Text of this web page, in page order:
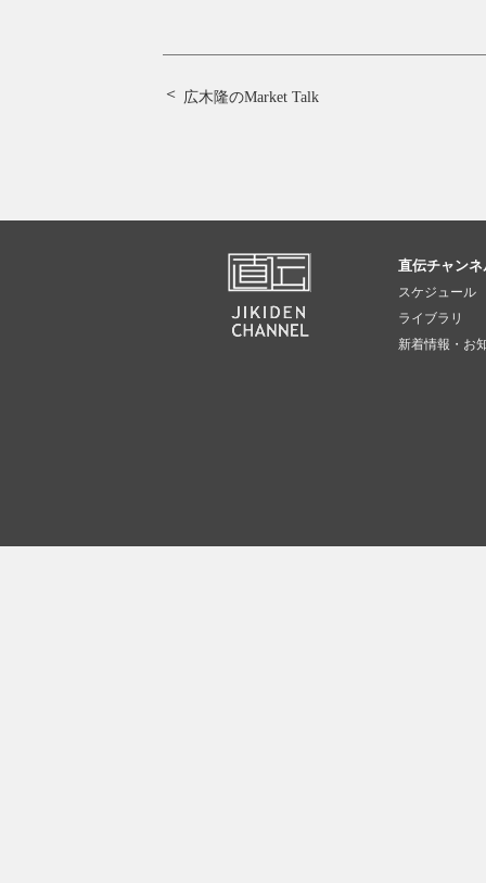
広木隆のMarket Talk
直伝チャン
スケジュール
ライブラリ
新着情報・お